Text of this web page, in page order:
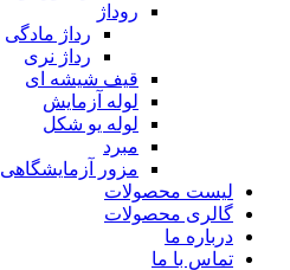
روداژ
رداژ مادگی
رداژ نری
قیف شیشه ای
لوله آزمایش
لوله یو شکل
مبرد
مزور آزمایشگاهی
لیست محصولات
گالری محصولات
درباره ما
تماس با ما